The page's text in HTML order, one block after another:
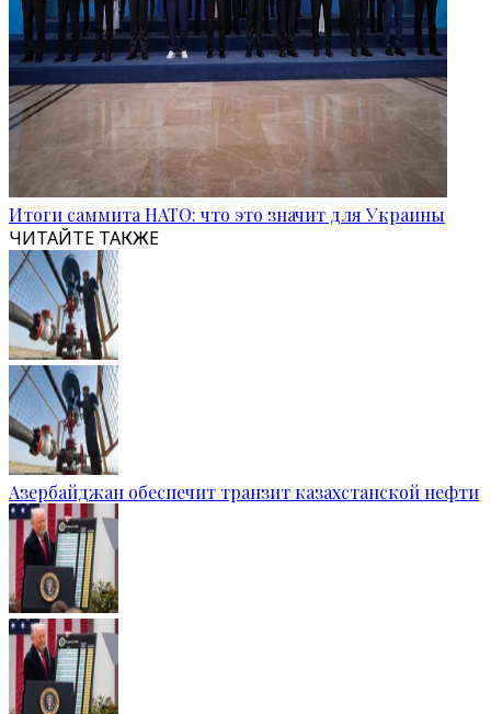
Итоги саммита НАТО: что это значит для Украины
ЧИТАЙТЕ ТАКЖЕ
Азербайджан обеспечит транзит казахстанской нефти